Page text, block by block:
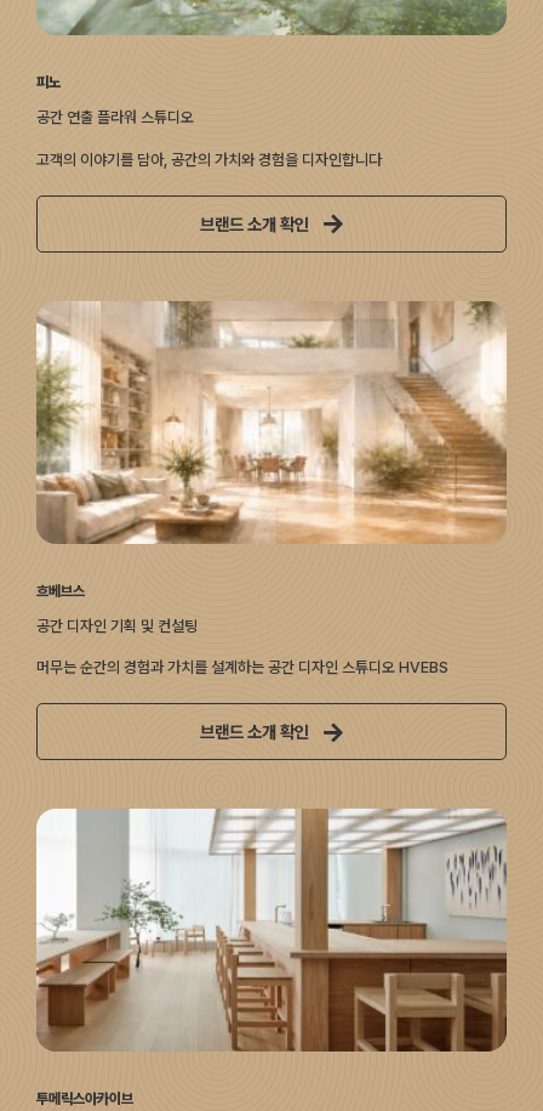
피노
공간 연출 플라워 스튜디오
고객의 이야기를 담아, 공간의 가치와 경험을 디자인합니다
브랜드 소개 확인
흐베브스
공간 디자인 기획 및 컨설팅
머무는 순간의 경험과 가치를 설계하는 공간 디자인 스튜디오 HVEBS
브랜드 소개 확인
투메릭스아카이브